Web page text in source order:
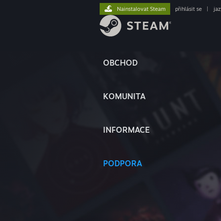
OBCHOD
KOMUNITA
INFORMACE
PODPORA
Nainstalovat Steam přihlásit se